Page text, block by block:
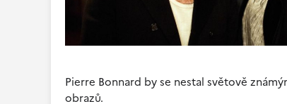
Pierre Bonnard by se nestal světově
obrazů.